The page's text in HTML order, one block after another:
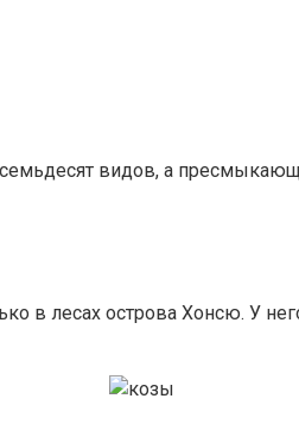
видов, а
в лесах острова Хонсю. У